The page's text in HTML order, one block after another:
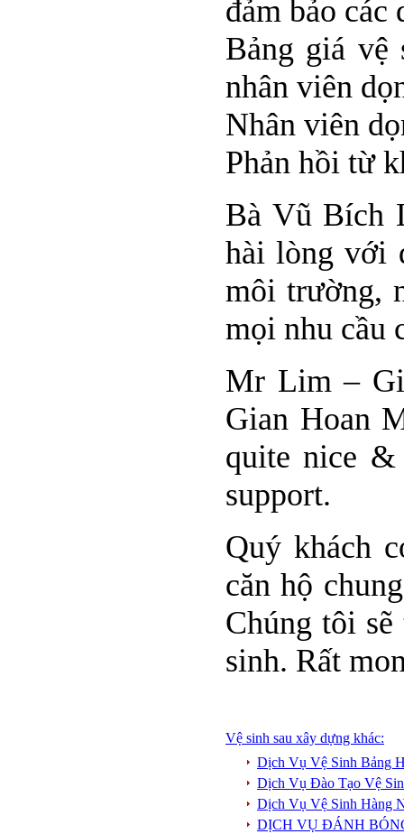
đảm bảo các
Bảng giá vệ
nhân viên
Nhân viên
Phản hồi từ
Bà Vũ Bích
hài lòng với
môi trường,
mọi nhu cầu
Mr Lim –
Gian Hoan
quite nice
support.
Quý khách
căn hộ
Chúng tôi
sinh. Rất
Vệ sinh sau xây dựng khác:
Dịch Vụ Vệ Sinh Bảng
Dịch Vụ Đào Tạo Vệ
Dịch Vụ Vệ Sinh Hàng
DỊCH VỤ ĐÁNH